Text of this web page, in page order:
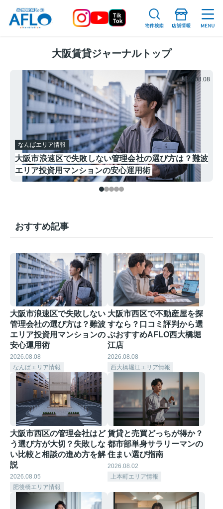
大阪賃貸ジャーナルトップ
2026.08.08
なんばエリア情報
大阪市浪速区で失敗しない管理会社の選び方は？難波
エリア投資用マンションの安心運用術
おすすめ記事
大阪市浪速区で失敗しない
管理会社の選び方は？難波
エリア投資用マンションの
安心運用術
2026.08.08
なんばエリア情報
大阪市西区で不動産屋を探
すなら？口コミ評判から選
ぶおすすめAFLO西大橋堀
江店
2026.08.08
西大橋堀江エリア情報
大阪市西区の管理会社はど
う選び方が大切？失敗しな
い比較と相談の進め方を解
説
2026.08.05
肥後橋エリア情報
賃貸と売買どっちが得か？
都市部単身サラリーマンの
住まい選び指南
2026.08.02
上本町エリア情報